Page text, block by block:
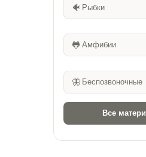
🐠 Рыбки
🐸 Амфибии
🦋 Беспозвоночные
Все